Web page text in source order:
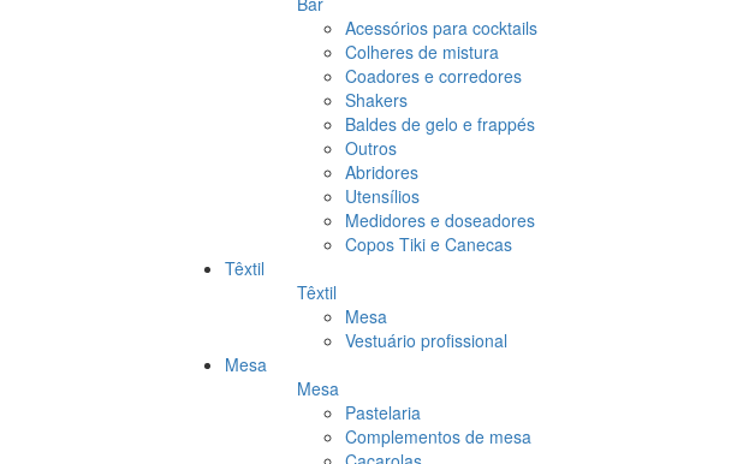
Acessórios para cocktails
Colheres de mistura
Coadores e corredores
Shakers
Baldes de gelo e frappés
Outros
Abridores
Utensílios
Medidores e doseadores
Copos Tiki e Canecas
Têxtil
Têxtil
Mesa
Vestuário profissional
Mesa
Mesa
Pastelaria
Complementos de mesa